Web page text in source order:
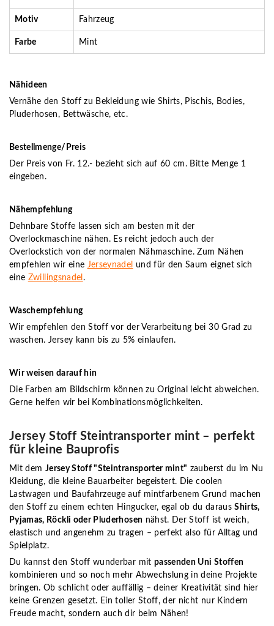
Motiv Fahrzeug
Farbe Mint
Nähideen
Vernähe den Stoff zu Bekleidung wie Shirts, Pischis, Bodies,
Pluderhosen, Bettwäsche, etc.
Bestellmenge/Preis
Der Preis von Fr. 12.- bezieht sich auf 60 cm. Bitte Menge 1
eingeben.
Nähempfehlung
Dehnbare Stoffe lassen sich am besten mit der
Overlockmaschine nähen. Es reicht jedoch auch der
Overlockstich von der normalen Nähmaschine. Zum Nähen
empfehlen wir eine Jerseynadel
und für den Saum eignet sich
eine Zwillingsnadel .
Waschempfehlung
Wir empfehlen den Stoff vor der Verarbeitung bei 30 Grad zu
waschen. Jersey kann bis zu 5% einlaufen.
Wir weisen darauf hin
Die Farben am Bildschirm können zu Original leicht abweichen.
Gerne helfen wir bei Kombinationsmöglichkeiten.
Jersey Stoff Steintransporter mint – perfekt
für kleine Bauprofis
Mit dem Jersey Stoff "Steintransporter mint" zauberst du im Nu
Kleidung, die kleine Bauarbeiter begeistert. Die coolen
Lastwagen und Baufahrzeuge auf mintfarbenem Grund machen
den Stoff zu einem echten Hingucker, egal ob du darausShirts,
Pyjamas, Röckli oder Pluderhosen nähst. Der Stoff ist weich,
elastisch und angenehm zu tragen – perfekt also für Alltag und
Spielplatz.
Du kannst den Stoff wunderbar mit passenden Uni Stoffen
kombinieren und so noch mehr Abwechslung in deine Projekte
bringen. Ob schlicht oder auffällig – deiner Kreativität sind hier
keine Grenzen gesetzt. Ein toller Stoff, der nicht nur Kindern
Freude macht, sondern auch dir beim Nähen!